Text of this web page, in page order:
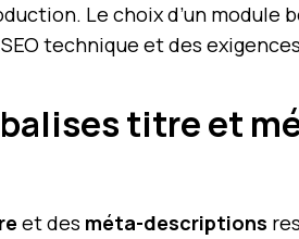
Le choix d’un module
technique et des
titre et
et des méta-descriptions